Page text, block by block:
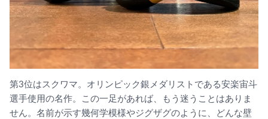
第3位はスクワマ。オリンピック銀メダリストである安楽宙斗
選手使用の名作。この一足があれば、もう迷うことはありま
せん。名前が示す幾何学模様やジグザグのように、どんな壁